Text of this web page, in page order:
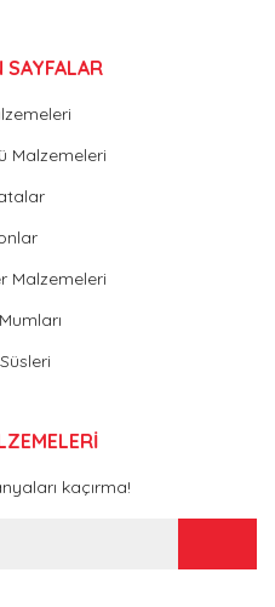
SAYFALAR
Malzemeleri
Malzemeleri
kaçırma!